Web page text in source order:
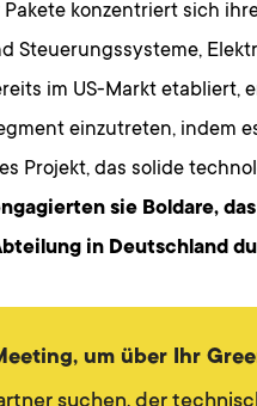
konzentriert sich
Steuerungssysteme,
im US-Markt etabliert,
einzutreten, indem
Projekt, das solide
sie Boldare,
in Deutschland
um über Ihr